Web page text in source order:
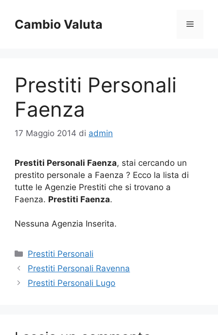
contenuto
Cambio Valuta Menu
Prestiti Personali
Faenza
17 Maggio 2014 di admin
Prestiti Personali Faenza, stai cercando un
prestito personale a Faenza ? Ecco la lista di
tutte le Agenzie Prestiti che si trovano a
Faenza. Prestiti Faenza.
Nessuna Agenzia Inserita.
Categorie
Prestiti Personali
Prestiti Personali Ravenna
Prestiti Personali Lugo